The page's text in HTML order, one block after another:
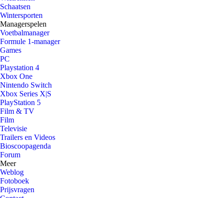
Schaatsen
Wintersporten
Managerspelen
Voetbalmanager
Formule 1-manager
Games
PC
Playstation 4
Xbox One
Nintendo Switch
Xbox Series X|S
PlayStation 5
Film & TV
Film
Televisie
Trailers en Videos
Bioscoopagenda
Forum
Meer
Weblog
Fotoboek
Prijsvragen